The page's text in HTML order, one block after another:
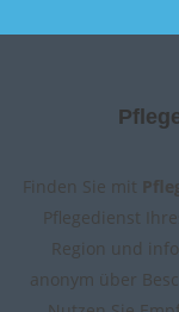
Finden Sie mit
Pflegedienst
Region und
anonym über